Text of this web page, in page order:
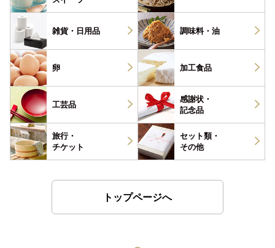
雑貨・ 日用品 調味料・ 油
卵 加工食品
工芸品
感謝状・
記念品
旅行・
チケット
セット類・
その他
トップページへ